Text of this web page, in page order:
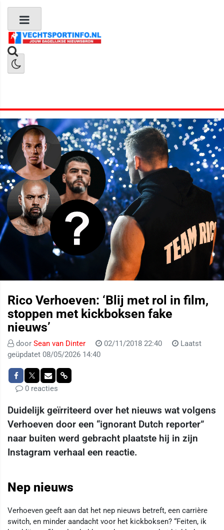
Rico Verhoeven: ‘Blij met rol in film,
stoppen met kickboksen fake
nieuws’
door Sean van Dinter 02/11/2018 22:40
Laatst
geüpdatet 08/05/2026 14:40
0 reacties
Duidelijk geïrriteerd over het nieuws wat volgens
Verhoeven door een “ignorant Dutch reporter”
naar buiten werd gebracht plaatste hij in zijn
Instagram verhaal een reactie.
Nep nieuws
Verhoeven geeft aan dat het nep nieuws betreft, een carrière
switch, en minder aandacht voor het kickboksen? “Feiten, ik